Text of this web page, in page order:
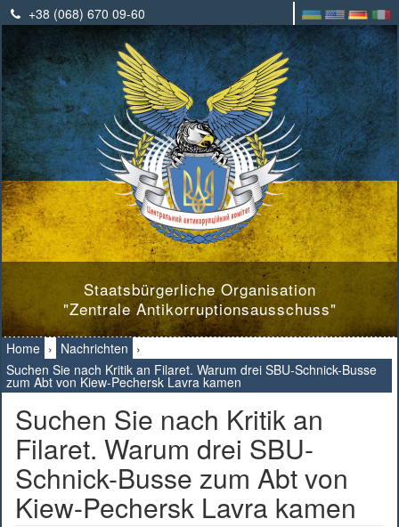
+38 (068) 670 09-60
Staatsbürgerliche Organisation
"Zentrale Antikorruptionsausschuss"
Home › Nachrichten ›
Suchen Sie nach Kritik an Filaret. Warum drei SBU-Schnick-Busse
zum Abt von Kiew-Pechersk Lavra kamen
Suchen Sie nach Kritik an
Filaret. Warum drei SBU-
Schnick-Busse zum Abt von
Kiew-Pechersk Lavra kamen